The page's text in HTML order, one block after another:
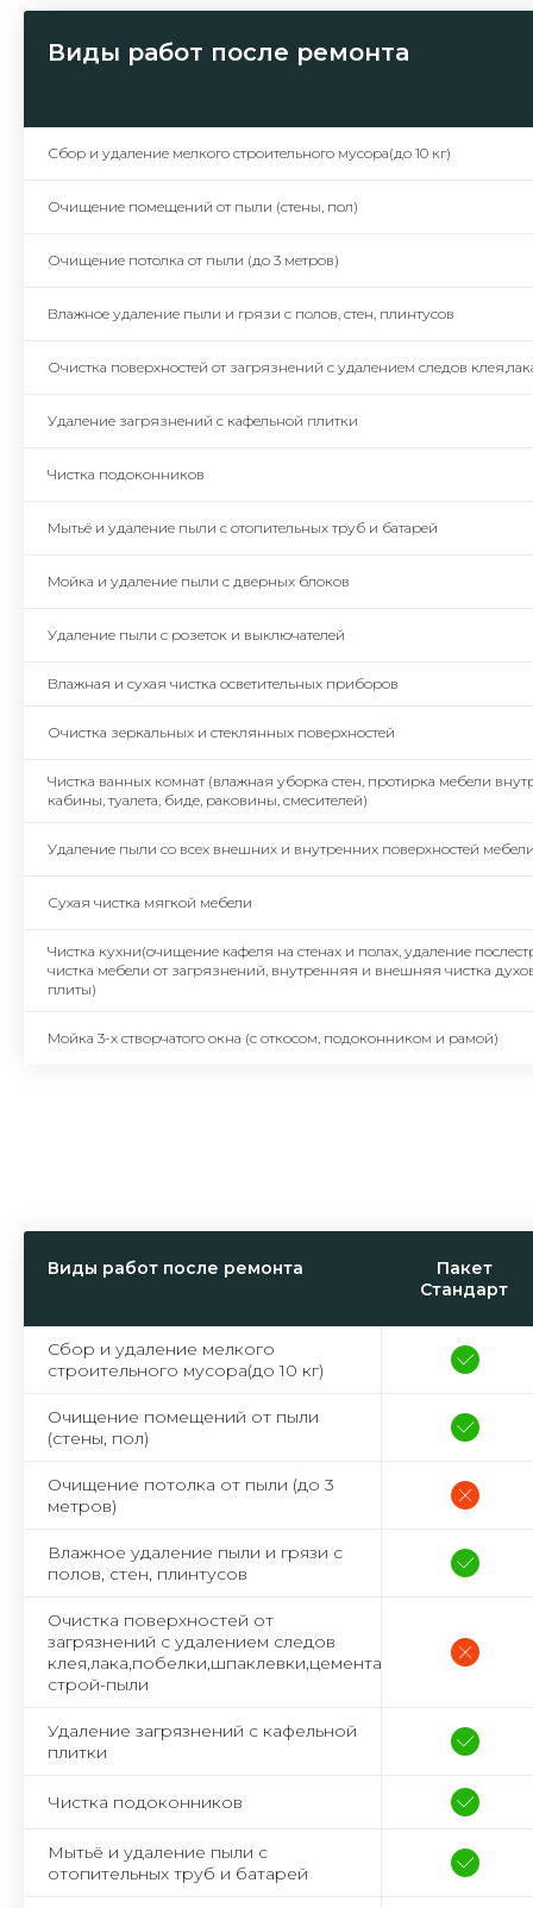
Виды работ после ремонта
Сбор и удаление мелкого строительного мусора(до 10 кг)
Очищение помещений от пыли (стены, пол)
Очищение потолка от пыли (до 3 метров)
Влажное удаление пыли и грязи с полов, стен, плинтусов
Очистка поверхностей от загрязнений с удалением следов
Удаление загрязнений с кафельной плитки
Чистка подоконников
Мытьё и удаление пыли с отопительных труб и батарей
Мойка и удаление пыли с дверных блоков
Удаление пыли с розеток и выключателей
Влажная и сухая чистка осветительных приборов
Очистка зеркальных и стеклянных поверхностей
Чистка ванных комнат (влажная уборка стен, протирка мебели
кабины, туалета, биде, раковины, смесителей)
Удаление пыли со всех внешних и внутренних поверхностей
Сухая чистка мягкой мебели
Чистка кухни(очищение кафеля на стенах и полах, удаление
чистка мебели от загрязнений, внутренняя и внешняя чистка
плиты)
Мойка 3-х створчатого окна (с откосом, подоконником и рамой)
Виды работ после ремонта
Пакет
Стандарт
Сбор и удаление мелкого
строительного мусора(до 10 кг)
Очищение помещений от пыли
(стены, пол)
Очищение потолка от пыли (до 3
метров)
Влажное удаление пыли и грязи с
полов, стен, плинтусов
Очистка поверхностей от
загрязнений с удалением следов
клея,лака,побелки,шпаклевки,цемента,
строй-пыли
Удаление загрязнений с кафельной
плитки
Чистка подоконников
Мытьё и удаление пыли с
отопительных труб и батарей